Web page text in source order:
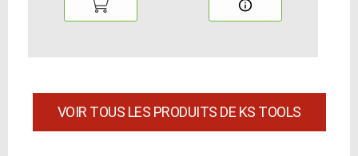
VOIR TOUS LES PRODUITS DE KS TOOLS